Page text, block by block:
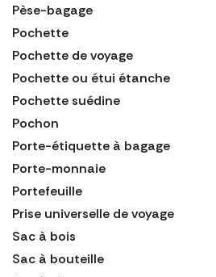
Pèse-bagage
Pochette
Pochette de voyage
Pochette ou étui étanche
Pochette suédine
Pochon
Porte-étiquette à bagage
Porte-monnaie
Portefeuille
Prise universelle de voyage
Sac à bois
Sac à bouteille